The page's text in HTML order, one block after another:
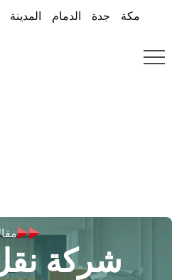
مكة جدة الدمام المدينة
شركة